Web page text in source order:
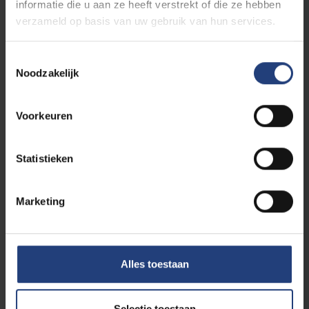
informatie die u aan ze heeft verstrekt of die ze hebben
verzameld op basis van uw gebruik van hun services.
Noodzakelijk
Voorkeuren
Statistieken
Marketing
Alles toestaan
Dagonderwijs (216)
en gezondheidszorg